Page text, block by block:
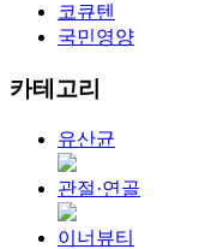
코큐텐
국민영양
카테고리
유산균
관절·연골
이너뷰티